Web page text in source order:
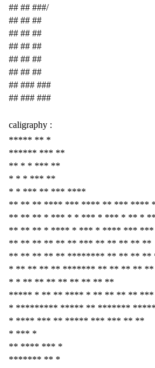
## ## ###/
## ## ##
## ## ##
## ## ##
## ## ##
## ## ##
## ### ###
## ### ###
caligraphy :
***** ** *
****** *** **
** * * *** **
* * * *** **
* * *** ** *** ****
** ** ** **** *** **** ** *** ****
** ** ** * *** * * *** * *** * ** *
** ** ** * **** * *** * **** *** ***
** ** ** ** ** ** *** ** ** ** ** **
** ** ** ** ** ******** ** ** ** **
* ** ** ** ** ******* ** ** ** ** **
* * ** ** ** ** ** ** ** **
***** * ** ** **** * ** ** ** ** ***
* ********* ***** ** *******
* **** *** ** ***** *** *** ** **
* *** *
** **** *** *
******* ** *